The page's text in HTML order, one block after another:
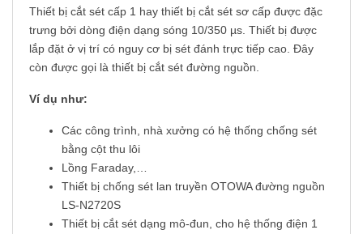
Thiết bị cắt sét cấp 1 hay thiết bị cắt sét sơ cấp được đặc
trưng bởi dòng điện dạng sóng 10/350 µs. Thiết bị được
lắp đặt ở vị trí có nguy cơ bị sét đánh trực tiếp cao. Đây
còn được gọi là thiết bị cắt sét đường nguồn.
Ví dụ như:
Các công trình, nhà xưởng có hệ thống chống sét
bằng cột thu lôi
Lồng Faraday,…
Thiết bị chống sét lan truyền OTOWA đường nguồn
LS-N2720S
Thiết bị cắt sét dạng mô-đun, cho hệ thống điện 1